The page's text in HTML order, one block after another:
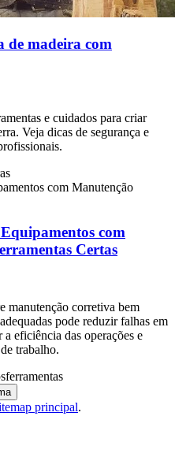
de madeira com
e cuidados para criar
Veja dicas de segurança e
com
Certas
manutenção corretiva bem
pode reduzir falhas em
eficiência das operações e
trabalho.
ferramentas
principal.